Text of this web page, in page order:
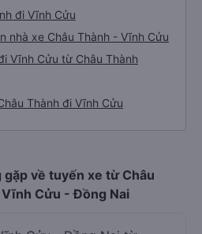
đi Vĩnh Cửu
nhà xe Châu Thành - Vĩnh Cửu
Vĩnh Cửu từ Châu Thành
Thành đi Vĩnh Cửu
về tuyến xe từ Châu
Cửu - Đồng Nai